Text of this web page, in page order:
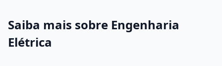
Saiba mais sobre Engenharia
Elétrica